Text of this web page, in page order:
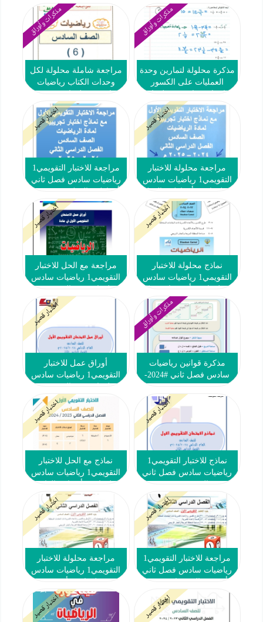
2024-2025
#2023-2024
مذكرات وأوراق
مذكرة محلولة لتمارين وحدة
العمليات على الكسور
#2023-2024
مذكرات وأوراق
مراجعة شاملة محلولة لكل
وحدات الكتاب رياضيات
2024
اختبار قصير
مراجعة محلولة للاختبار
التقويمي1 رياضيات سادس
2024-2025
اختبار قصير
مراجعة للاختبار التقويمي1
رياضيات سادس فصل ثاني
اختبار قصير
نماذج محلولة للاختبار
التقويمي1 رياضيات سادس
2023-2024
اختبار قصير
مراجعة مع الحل للاختبار
التقويمي1 رياضيات سادس
2024
مذكرات وأوراق
مذكرة قوانين رياضيات
سادس فصل ثاني #2024-
اختبار قصير
أوراق عمل للاختبار
التقويمي1 رياضيات سادس
2025
اختبار قصير
نماذج للاختبار التقويمي1
رياضيات سادس فصل ثاني
اختبار قصير
نماذج مع الحل للاختبار
التقويمي1 رياضيات سادس
2023-2024
اختبار قصير
مراجعة للاختبار التقويمي1
رياضيات سادس فصل ثاني
2024
اختبار قصير
مراجعة محلولة للاختبار
التقويمي1 رياضيات سادس
القميشاوي 2023-2024
اختبار قصير اختبار قصير